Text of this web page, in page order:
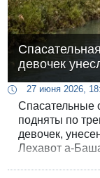
девочек
27 июня 2026,
Спасательные
подняты по
девочек,
Лехавот а-